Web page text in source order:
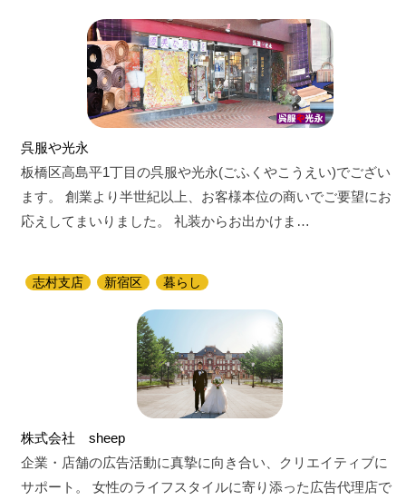
呉服や光永
板橋区高島平1丁目の呉服や光永(ごふくやこうえい)でござい
ます。 創業より半世紀以上、お客様本位の商いでご要望にお
応えしてまいりました。 礼装からお出かけま…
志村支店 新宿区 暮らし
株式会社 sheep
企業・店舗の広告活動に真摯に向き合い、クリエイティブに
サポート。 女性のライフスタイルに寄り添った広告代理店で